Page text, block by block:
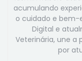
acumulando
o cuidado e bem-
Digital e
Veterinária, une a
por